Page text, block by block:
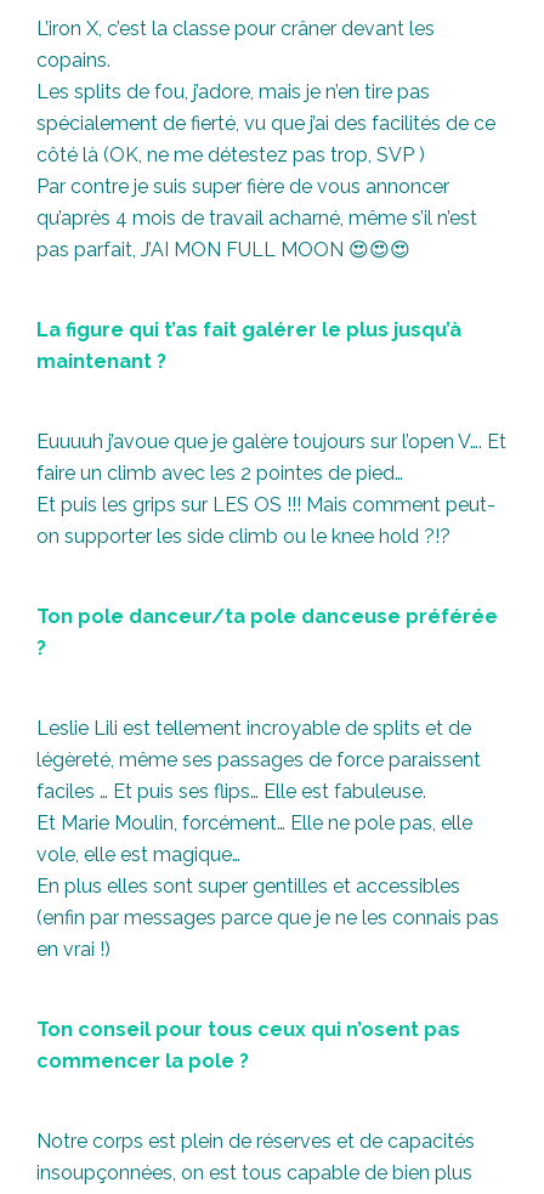
L’iron X, c’est la classe pour crâner devant les
copains.
Les splits de fou, j’adore, mais je n’en tire pas
spécialement de fierté, vu que j’ai des facilités de ce
côté là (OK, ne me détestez pas trop, SVP )
Par contre je suis super fière de vous annoncer
qu’après 4 mois de travail acharné, même s’il n’est
pas parfait, J’AI MON FULL MOON 😍😍😍
La figure qui t’as fait galérer le plus jusqu’à
maintenant ?
Euuuuh j’avoue que je galère toujours sur l’open V…. Et
faire un climb avec les 2 pointes de pied…
Et puis les grips sur LES OS !!! Mais comment peut-
on supporter les side climb ou le knee hold ?!?
Ton pole danceur/ta pole danceuse préférée
?
Leslie Lili est tellement incroyable de splits et de
légèreté, même ses passages de force paraissent
faciles … Et puis ses flips… Elle est fabuleuse.
Et Marie Moulin, forcément… Elle ne pole pas, elle
vole, elle est magique…
En plus elles sont super gentilles et accessibles
(enfin par messages parce que je ne les connais pas
en vrai !)
Ton conseil pour tous ceux qui n’osent pas
commencer la pole ?
Notre corps est plein de réserves et de capacités
insoupçonnées, on est tous capable de bien plus